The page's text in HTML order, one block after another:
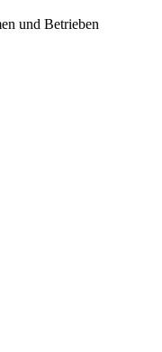
und Betrieben